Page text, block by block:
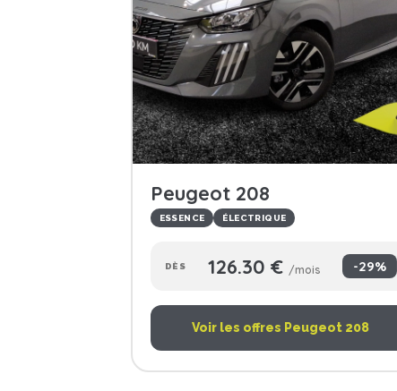
Peugeot 208
ESSENCE ÉLECTRIQUE
DÈS 126.30 € /mois -29%
Voir les offres Peugeot 208